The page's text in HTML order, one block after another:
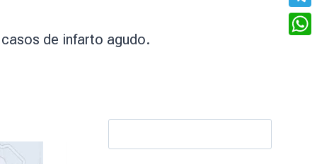
de infarto agudo.